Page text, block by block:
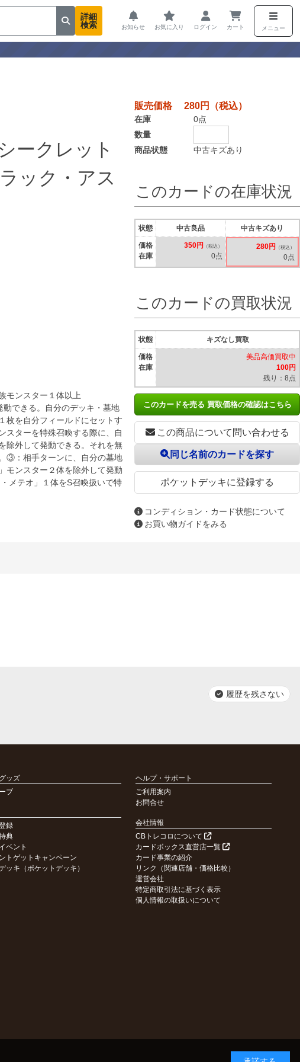
詳細
検索
お知らせ お気に入り ログイン カート メニュー
ークレット
ック・アス
モンスター１体以上
できる。自分のデッキ・墓地
枚を自分フィールドにセットす
スターを特殊召喚する際に、自
除外して発動できる。それを無
③：相手ターンに、自分の墓地
モンスター２体を除外して発動
メテオ」１体をS召喚扱いで特
販売価格 280円（税込）
商品状態 中古キズあり
在庫
0点
数量
この商品について問い合わせる
ポケットデッキに登録する
同じ名前のカードを探す
コンディション・カード状態について
お買い物ガイドをみる
このカードの在庫状況
状態
価格
在庫
中古良品
350円 （税込）
0点
中古キズあり
280円 （税込）
0点
このカードの買取状況
状態
価格
在庫
キズなし買取
美品高価買取中
100円
残り：8点
このカードを売る 買取価格の確認はこちら
履歴を残さない
ッズ
ブ
録
典
ベント
トゲットキャンペーン
ッキ（ポケットデッキ）
ヘルプ・サポート
ご利用案内
お問合せ
会社情報
CBトレコロについて
カードボックス直営店一覧
カード事業の紹介
リンク（関連店舗・価格比較）
運営会社
特定商取引法に基づく表示
個人情報の取扱いについて